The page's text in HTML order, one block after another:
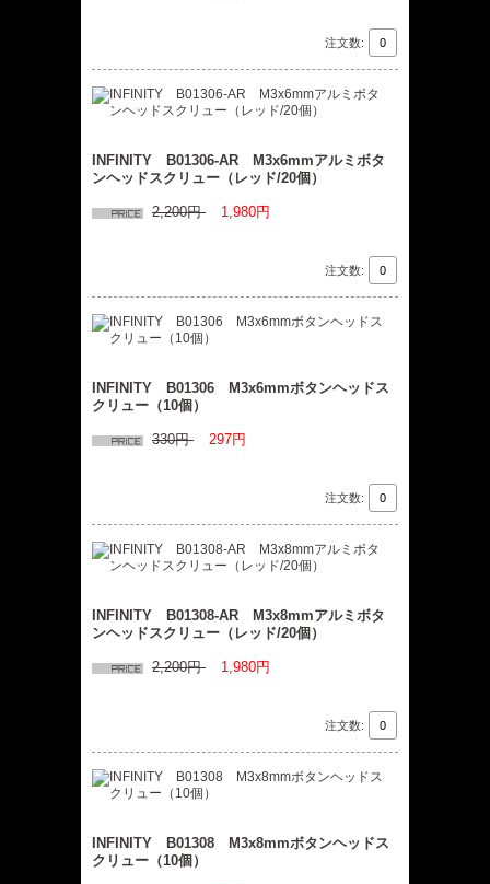
注文数:
INFINITY B01306-AR M3x6mmアルミボタ
ンヘッドスクリュー（レッド/20個）
2,200円 1,980円
注文数:
INFINITY B01306 M3x6mmボタンヘッドス
クリュー（10個）
330円 297円
注文数:
INFINITY B01308-AR M3x8mmアルミボタ
ンヘッドスクリュー（レッド/20個）
2,200円 1,980円
注文数:
INFINITY B01308 M3x8mmボタンヘッドス
クリュー（10個）